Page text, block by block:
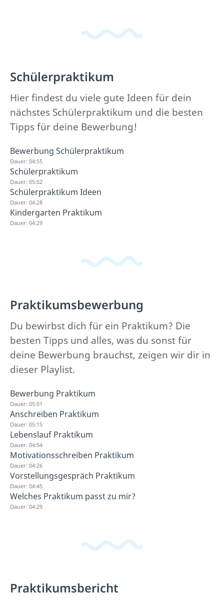
Schülerpraktikum
Hier findest du viele gute Ideen für dein
nächstes Schülerpraktikum und die besten
Tipps für deine Bewerbung!
Bewerbung Schülerpraktikum
Dauer: 04:55
Schülerpraktikum
Dauer: 05:02
Schülerpraktikum Ideen
Dauer: 04:28
Kindergarten Praktikum
Dauer: 04:29
Praktikumsbewerbung
Du bewirbst dich für ein Praktikum? Die
besten Tipps und alles, was du sonst für
deine Bewerbung brauchst, zeigen wir dir in
dieser Playlist.
Bewerbung Praktikum
Dauer: 05:01
Anschreiben Praktikum
Dauer: 05:15
Lebenslauf Praktikum
Dauer: 04:54
Motivationsschreiben Praktikum
Dauer: 04:26
Vorstellungsgespräch Praktikum
Dauer: 04:45
Welches Praktikum passt zu mir?
Dauer: 04:29
Praktikumsbericht